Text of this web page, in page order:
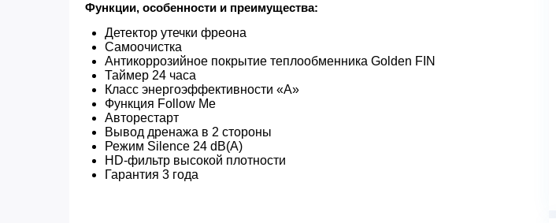
Функции, особенности и преимущества:
Детектор утечки фреона
Самоочистка
Антикоррозийное покрытие теплообменника Golden FIN
Таймер 24 часа
Класс энергоэффективности «A»
Функция Follow Me
Авторестарт
Вывод дренажа в 2 стороны
Режим Silence 24 dB(A)
HD-фильтр высокой плотности
Гарантия 3 года